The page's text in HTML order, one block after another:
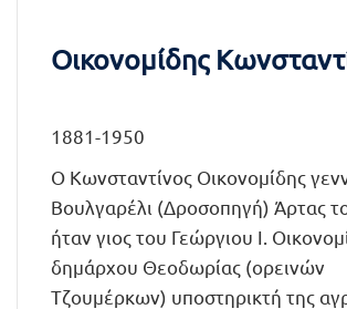
Οικονομίδης
1881-1950
Ο Κωνσταντίνος Οικονομίδης
Βουλγαρέλι (Δροσοπηγή) Άρτας
ήταν γιος του Γεώργιου Ι.
δημάρχου Θεοδωρίας (ορεινών
Τζουμέρκων) υποστηρικτή της